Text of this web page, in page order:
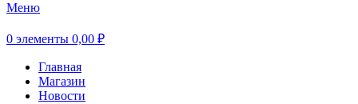
Меню
0 элементы 0,00 ₽
Главная
Магазин
Новости